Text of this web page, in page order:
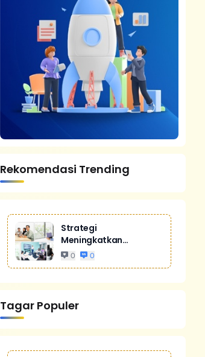
Rekomendasi Trending
Strategi
Meningkatkan
Penjualan Melalui
0 0
Tagar Populer